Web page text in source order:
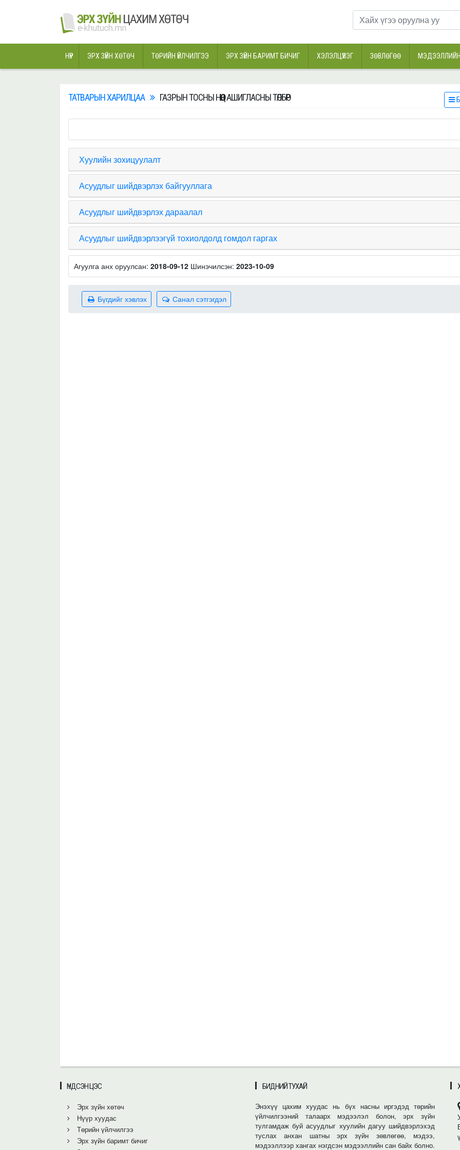
НҮҮР ЭРХ ЗҮЙН ХӨТӨЧ ТӨРИЙН ҮЙЛЧИЛГЭЭ ЭРХ ЗҮЙН БАРИМТ БИЧИГ ХЭЛЭЛЦҮҮЛЭГ ЗӨВЛӨГӨӨ
ТАТВАРЫН ХАРИЛЦАА ГАЗРЫН ТОСНЫ НӨӨЦ АШИГЛАСНЫ ТӨЛБӨР
Хуулийн зохицуулалт
Асуудлыг шийдвэрлэх байгууллага
Асуудлыг шийдвэрлэх дараалал
Асуудлыг шийдвэрлээгүй тохиолдолд гомдол гаргах
Агуулга анх оруулсан: 2018-09-12 Шинэчилсэн: 2023-10-09
Санал сэтгэгдэл
Бүгдийг хэвлэх
ҮНДСЭН ЦЭС
Эрх зүйн хөтөч
Нүүр хуудас
Төрийн үйлчилгээ
Эрх зүйн баримт бичиг
БИДНИЙ ТУХАЙ
Энэхүү цахим хуудас нь бүх насны иргэдэд төрийн
үйлчилгээний талаарх мэдээлэл болон, эрх зүйн
тулгамдаж буй асуудлыг хуулийн дагуу шийдвэрлэхэд
туслах анхан шатны эрх зүйн зөвлөгөө, мэдээ,
мэдээллээр хангах нэгдсэн мэдээллийн сан байх болно.